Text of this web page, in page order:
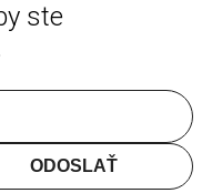
ste
ODOSLAŤ